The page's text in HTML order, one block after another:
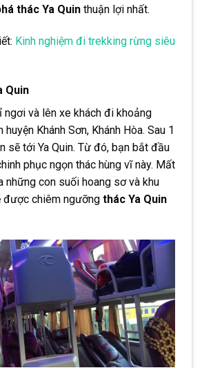
thác Ya Quin thuận lợi nhất.
Kinh nghiệm đi trekking rừng siêu
Quin
ngơi và lên xe khách đi khoảng
Khánh Sơn, Khánh Hòa. Sau 1
sẽ tới Ya Quin. Từ đó, bạn bắt đầu
phục ngọn thác hùng vĩ này. Mất
những con suối hoang sơ và khu
được chiêm ngưỡng thác Ya Quin